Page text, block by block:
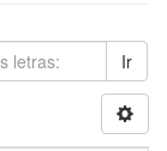
Ir